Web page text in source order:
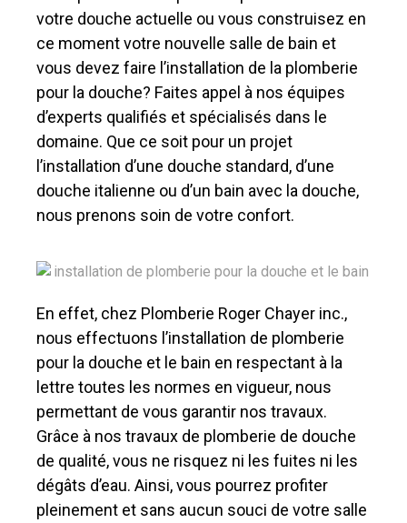
votre douche actuelle ou vous construisez en
ce moment votre nouvelle salle de bain et
vous devez faire l’installation de la plomberie
pour la douche? Faites appel à nos équipes
d’experts qualifiés et spécialisés dans le
domaine. Que ce soit pour un projet
l’installation d’une douche standard, d’une
douche italienne ou d’un bain avec la douche,
nous prenons soin de votre confort.
En effet, chez Plomberie Roger Chayer inc.,
nous effectuons l’installation de plomberie
pour la douche et le bain en respectant à la
lettre toutes les normes en vigueur, nous
permettant de vous garantir nos travaux.
Grâce à nos travaux de plomberie de douche
de qualité, vous ne risquez ni les fuites ni les
dégâts d’eau. Ainsi, vous pourrez profiter
pleinement et sans aucun souci de votre salle